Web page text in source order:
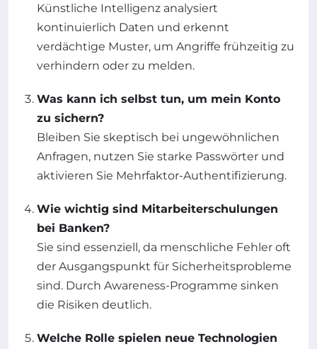
Künstliche Intelligenz analysiert
kontinuierlich Daten und erkennt
verdächtige Muster, um Angriffe frühzeitig zu
verhindern oder zu melden.
Was kann ich selbst tun, um mein Konto
zu sichern?
Bleiben Sie skeptisch bei ungewöhnlichen
Anfragen, nutzen Sie starke Passwörter und
aktivieren Sie Mehrfaktor-Authentifizierung.
Wie wichtig sind Mitarbeiterschulungen
bei Banken?
Sie sind essenziell, da menschliche Fehler oft
der Ausgangspunkt für Sicherheitsprobleme
sind. Durch Awareness-Programme sinken
die Risiken deutlich.
Welche Rolle spielen neue Technologien